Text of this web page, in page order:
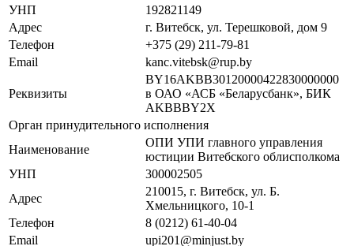
УНП
192821149
Адрес
г. Витебск, ул. Терешковой, дом 9
Телефон
+375 (29) 211-79-81
Email
kanc.vitebsk@rup.by
Реквизиты
BY16AKBB30120000422830000000
в ОАО «АСБ «Беларусбанк», БИК
AKBBBY2X
Орган принудительного исполнения
Наименование
ОПИ УПИ главного управления
юстиции Витебского облисполкома
УНП
300002505
Адрес
210015, г. Витебск, ул. Б.
Хмельницкого, 10-1
Телефон
8 (0212) 61-40-04
Email
upi201@minjust.by